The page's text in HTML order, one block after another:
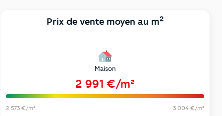
Prix de vente moyen au m2
Maison
2 991 €/m²
2 573 €/m² 3 004 €/m²